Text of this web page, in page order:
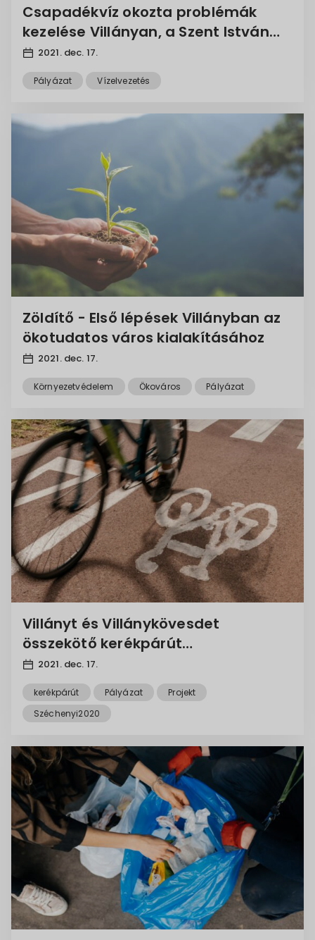
Csapadékvíz okozta problémák
kezelése Villányan, a Szent István
utcában
2021. dec. 17.
Pályázat Vízelvezetés
Zöldítő - Első lépések Villányban az
ökotudatos város kialakításához
2021. dec. 17.
Környezetvédelem Ökováros Pályázat
Villányt és Villánykövesdet
összekötő kerékpárút
megvalóssítása
2021. dec. 17.
kerékpárút Pályázat
Projekt
Széchenyi2020